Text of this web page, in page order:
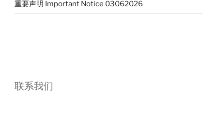
重要声明 Important Notice 03062026
联系我们